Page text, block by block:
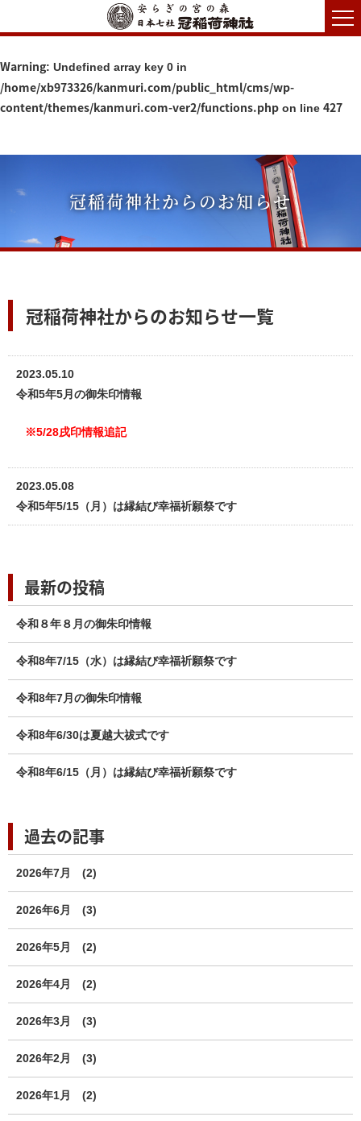
Warning: Undefined array key 0 in
/home/xb973326/kanmuri.com/public_html/cms/wp-
content/themes/kanmuri.com-ver2/functions.php on line 427
冠稲荷神社からのお知らせ
冠稲荷神社からのお知らせ一覧
2023.05.10
令和5年5月の御朱印情報
※5/28戌印情報追記
2023.05.08
令和5年5/15（月）は縁結び幸福祈願祭です
最新の投稿
令和８年８月の御朱印情報
令和8年7/15（水）は縁結び幸福祈願祭です
令和8年7月の御朱印情報
令和8年6/30は夏越大祓式です
令和8年6/15（月）は縁結び幸福祈願祭です
過去の記事
2026年7月 (2)
2026年6月 (3)
2026年5月 (2)
2026年4月 (2)
2026年3月 (3)
2026年2月 (3)
2026年1月 (2)